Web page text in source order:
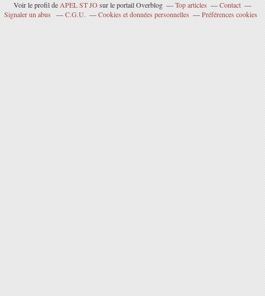
Voir le profil de APEL ST JOsur le portail Overblog Top articles
Contact
Signaler un abus
C.G.U. Cookies et données personnelles Préférences cookies